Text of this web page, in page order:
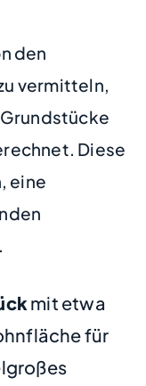
den
vermitteln,
Diese
eine
mit etwa
für